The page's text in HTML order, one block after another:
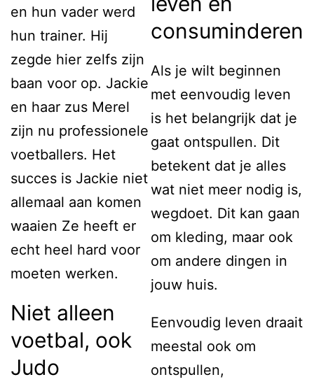
en hun vader werd
hun trainer. Hij
zegde hier zelfs zijn
baan voor op. Jackie
en haar zus Merel
zijn nu professionele
voetballers. Het
succes is Jackie niet
allemaal aan komen
waaien Ze heeft er
echt heel hard voor
moeten werken.
Niet alleen
voetbal, ook
Judo
consuminderen
Als je wilt beginnen
met eenvoudig leven
is het belangrijk dat je
gaat ontspullen. Dit
betekent dat je alles
wat niet meer nodig is,
wegdoet. Dit kan gaan
om kleding, maar ook
om andere dingen in
jouw huis.
Eenvoudig leven draait
meestal ook om
ontspullen,